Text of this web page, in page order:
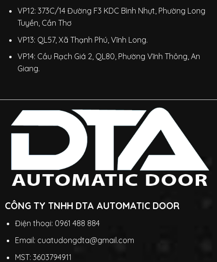
VP12: 373C/14 Đường F3 KDC Bình Nhựt, Phường Long
Tuyền, Cần Thơ
VP13: QL57, Xã Thạnh Phú, Vĩnh Long.
VP14: Cầu Rạch Giá 2, QL80, Phường Vĩnh Thông, An
Giang.
CÔNG TY TNHH DTA AUTOMATIC DOOR
Điện thoại: 0961 488 884
Email: cuatudongdta@gmail.com
MST: 3603794911